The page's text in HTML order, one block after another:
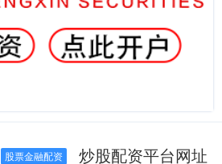
股票金融配资
炒股配资平台网址